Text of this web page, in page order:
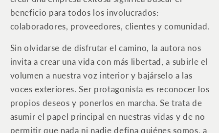
beneficio para todos los involucrados:
colaboradores, proveedores, clientes y comunidad.
Sin olvidarse de disfrutar el camino, la autora nos
invita a crear una vida con más libertad, a subirle el
volumen a nuestra voz interior y bajárselo a las
voces exteriores. Ser protagonista es reconocer los
propios deseos y ponerlos en marcha. Se trata de
asumir el papel principal en nuestras vidas y de no
permitir que nada ni nadie defina quiénes somos, a